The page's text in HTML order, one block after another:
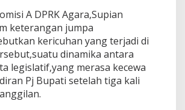
s
i
t
A
n
g
g
a
r
A DPRK Agara,Supian
keterangan jumpa
kericuhan yang terjadi di
dinamika antara
legislatif,yang merasa kecewa
Pj Bupati setelah tiga kali